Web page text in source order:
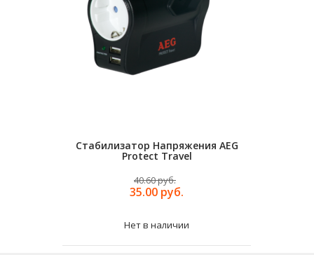
Стабилизатор Напряжения AEG
Protect Travel
40.60 руб.
35.00 руб.
Нет в наличии